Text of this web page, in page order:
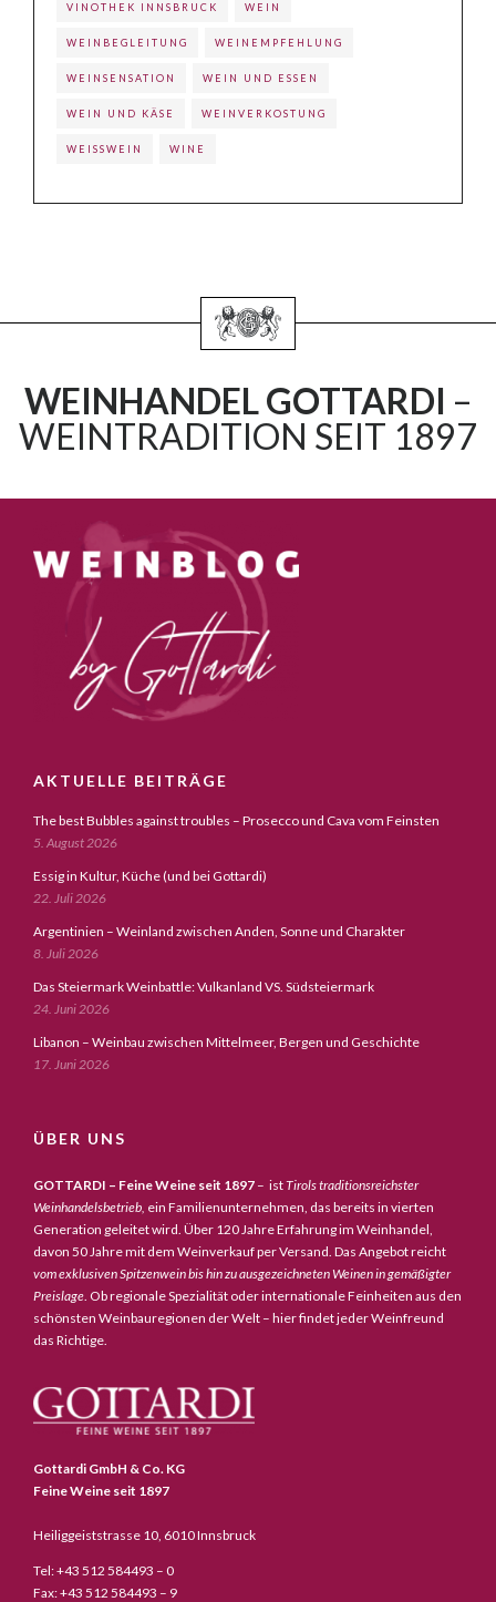
VINOTHEK INNSBRUCK WEIN
WEINBEGLEITUNG WEINEMPFEHLUNG
WEINSENSATION WEIN UND ESSEN
WEIN UND KÄSE WEINVERKOSTUNG
WEISSWEIN WINE
WEINHANDEL GOTTARDI –
WEINTRADITION SEIT 1897
AKTUELLE BEITRÄGE
The best Bubbles against troubles – Prosecco und Cava vom Feinsten
5. August 2026
Essig in Kultur, Küche (und bei Gottardi)
22. Juli 2026
Argentinien – Weinland zwischen Anden, Sonne und Charakter
8. Juli 2026
Das Steiermark Weinbattle: Vulkanland VS. Südsteiermark
24. Juni 2026
Libanon – Weinbau zwischen Mittelmeer, Bergen und Geschichte
17. Juni 2026
ÜBER UNS
GOTTARDI – Feine Weine seit 1897 – istTirols traditionsreichster
Weinhandelsbetrieb, ein Familienunternehmen, das bereits in vierten
Generation geleitet wird. Über 120 Jahre Erfahrung im Weinhandel,
davon 50 Jahre mit dem Weinverkauf per Versand. Das Angebot reicht
vom exklusiven Spitzenwein bis hin zu ausgezeichneten Weinen in gemäßigter
Preislage . Ob regionale Spezialität oder internationale Feinheiten aus den
schönsten Weinbauregionen der Welt – hier findet jeder Weinfreund
das Richtige.
Gottardi GmbH & Co. KG
Feine Weine seit 1897
Heiliggeiststrasse 10, 6010 Innsbruck
Tel: +43 512 584493 – 0
Fax: +43 512 584493 – 9